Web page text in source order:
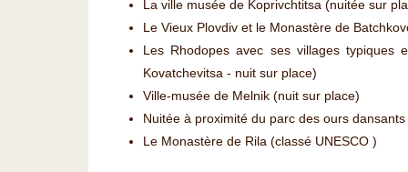
La ville musée de Koprivchtitsa (nuitée sur
Le Vieux Plovdiv et le Monastère de
Les Rhodopes avec ses villages typiques
Kovatchevitsa - nuit sur place)
Ville-musée de Melnik (nuit sur place)
Nuitée à proximité du parc des ours
Le Monastère de Rila (classé UNESCO )